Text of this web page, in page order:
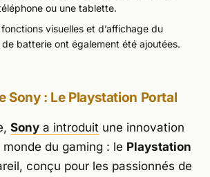
ou une tablette.
visuelles et d’affichage du
batterie ont également été ajoutées.
Sony : Le Playstation Portal
Sony a introduit une innovation
du gaming : le Playstation
conçu pour les passionnés de